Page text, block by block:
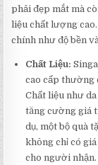
phải đẹp mắt mà
liệu chất lượng
chính như độ bền
Chất Liệu:
cao cấp thường
Chất liệu như
tăng cường giá
dụ, một bộ quà
không chỉ có
cho người nhận.